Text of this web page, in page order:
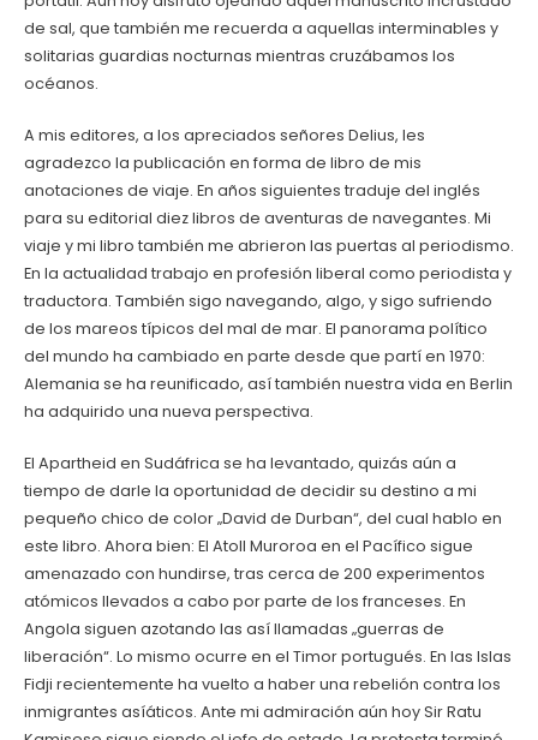
de sal, que también me recuerda a aquellas interminables y
solitarias guardias nocturnas mientras cruzábamos los
océanos.
A mis editores, a los apreciados señores Delius, les
agradezco la publicación en forma de libro de mis
anotaciones de viaje. En años siguientes traduje del inglés
para su editorial diez libros de aventuras de navegantes. Mi
viaje y mi libro también me abrieron las puertas al periodismo.
En la actualidad trabajo en profesión liberal como periodista y
traductora. También sigo navegando, algo, y sigo sufriendo
de los mareos típicos del mal de mar. El panorama político
del mundo ha cambiado en parte desde que partí en 1970:
Alemania se ha reunificado, así también nuestra vida en Berlin
ha adquirido una nueva perspectiva.
El Apartheid en Sudáfrica se ha levantado, quizás aún a
tiempo de darle la oportunidad de decidir su destino a mi
pequeño chico de color „David de Durban“, del cual hablo en
este libro. Ahora bien: El Atoll Muroroa en el Pacífico sigue
amenazado con hundirse, tras cerca de 200 experimentos
atómicos llevados a cabo por parte de los franceses. En
Angola siguen azotando las así llamadas „guerras de
liberación“. Lo mismo ocurre en el Timor portugués. En las Islas
Fidji recientemente ha vuelto a haber una rebelión contra los
inmigrantes asíáticos. Ante mi admiración aún hoy Sir Ratu